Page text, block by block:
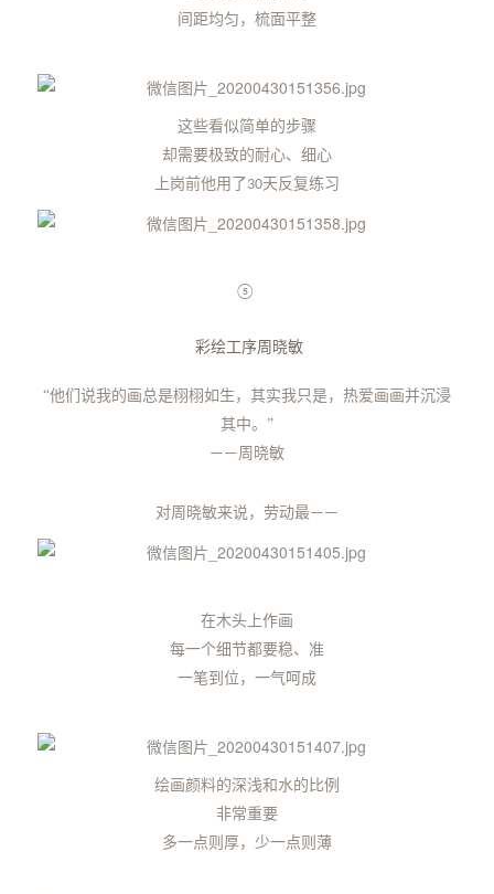
间距均匀，梳面平整
这些看似简单的步骤
却需要极致的耐心、细心
上岗前他用了 30天反复练习
⑤
彩绘工序周晓敏
“他们说我的画总是栩栩如生， 其实我只是，热爱画画并沉浸
其中。”
——周晓敏
对周晓敏来说， 劳动最——
在木头上作画
每一个细节都要稳、准
一笔到位，一气呵成
绘画颜料的深浅和水的比例
非常重要
多一点则厚，少一点则薄